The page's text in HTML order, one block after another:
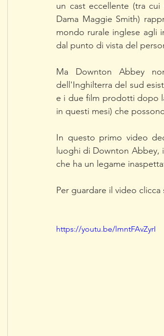
un cast eccellente (tra
Dama Maggie Smith)
mondo rurale inglese agli
dal punto di vista del
Ma Downton Abbey
dell'Inghilterra del sud
e i due film prodotti dopo
in questi mesi) che
In questo primo video
luoghi di Downton Abbey,
che ha un legame
Per guardare il video
https://youtu.be/lmntFAvZyrI